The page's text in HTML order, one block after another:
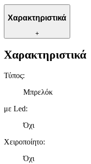
Χαρακτηριστικά
+
Χαρακτηριστικά
Τύπος:
Μπρελόκ
με Led:
Όχι
Χειροποίητο:
Όχι